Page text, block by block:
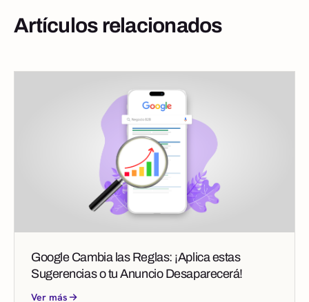
Artículos relacionados
Google Cambia las Reglas: ¡Aplica estas
Sugerencias o tu Anuncio Desaparecerá!
Ver más